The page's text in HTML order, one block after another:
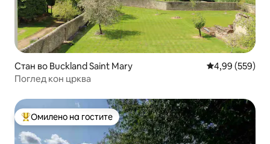
Стан во Buckland Saint Mary Просечна
4,99 (559)
Поглед кон црква
Меѓу најуспешните „Омилени на гостите“
Омилено на гостите